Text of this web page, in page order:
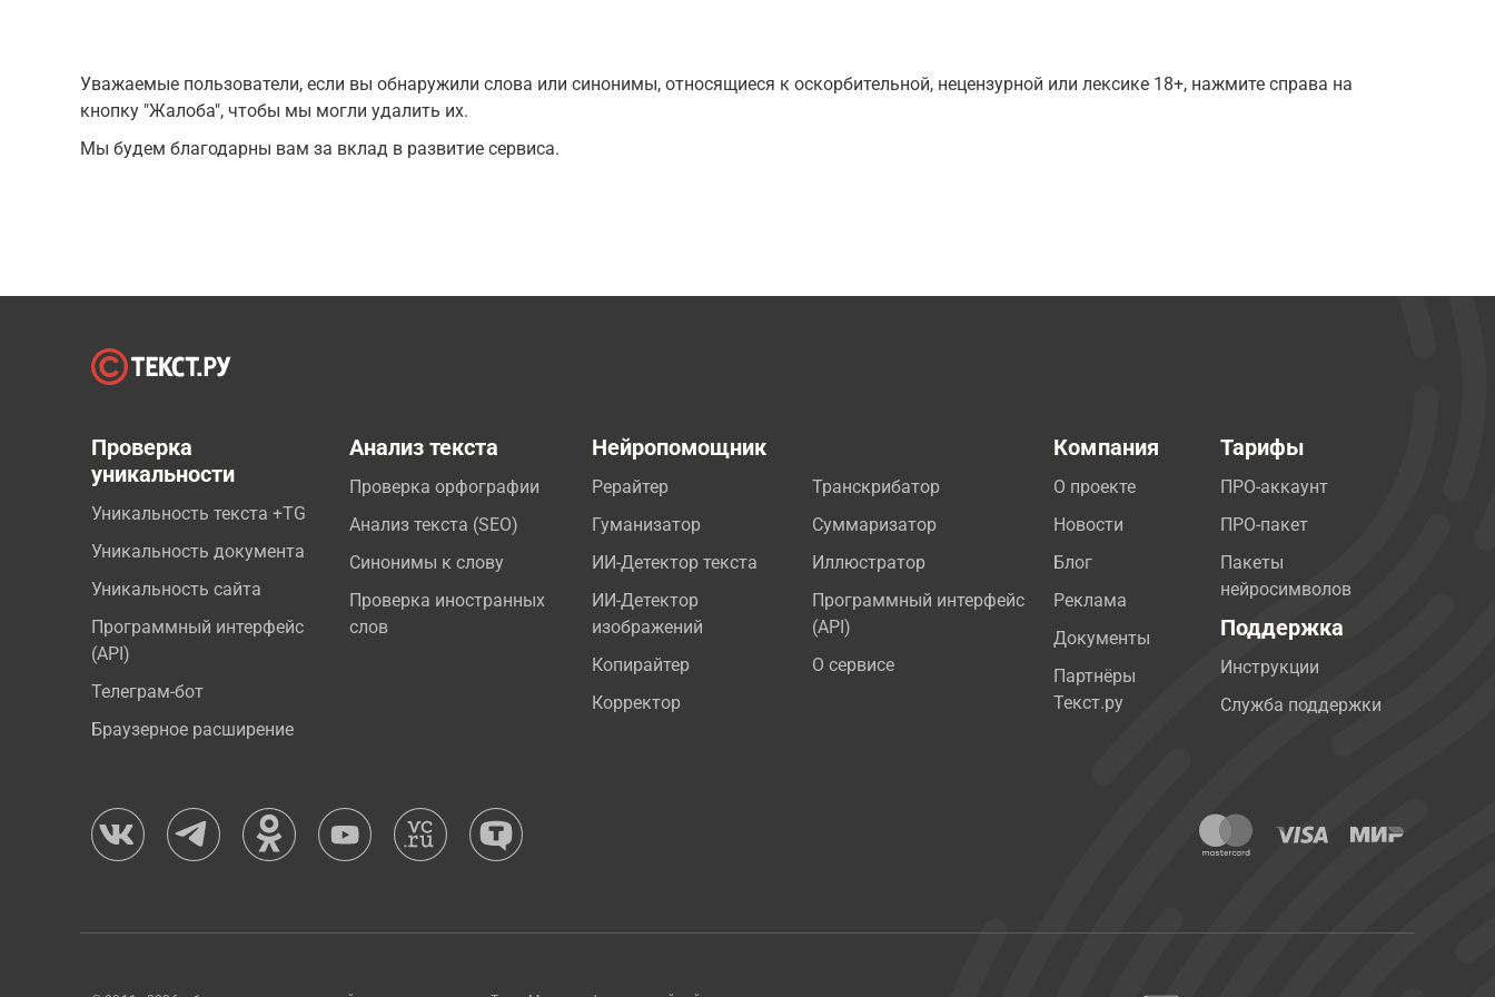
Уважаемые пользователи, если вы обнаружили слова или синонимы, относящиеся к оскорбительной, нецензурной или лексике 18+, нажмите справа на
кнопку "Жалоба", чтобы мы могли удалить их.
Мы будем благодарны вам за вклад в развитие сервиса.
Проверка
уникальности
Уникальность текста +TG
Уникальность документа
Уникальность сайта
Программный интерфейс
(API)
Телеграм-бот
Браузерное расширение
Анализ текста
Проверка орфографии
Анализ текста (SEO)
Синонимы к слову
Проверка иностранных
слов
Нейропомощник
Рерайтер
Гуманизатор
ИИ-Детектор текста
ИИ-Детектор
изображений
Копирайтер
Корректор
Транскрибатор
Суммаризатор
Иллюстратор
Программный интерфейс
(API)
О сервисе
Компания
О проекте
Новости
Блог
Реклама
Документы
Партнёры
Текст.ру
Тарифы
ПРО-аккаунт
ПРО-пакет
Пакеты
нейросимволов
Поддержка
Инструкции
Служба поддержки